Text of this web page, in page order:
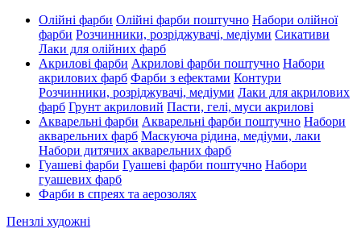
Олійні фарби Олійні фарби поштучно Набори олійної
фарби Розчинники, розріджувачі, медіуми Сикативи
Лаки для олійних фарб
Акрилові фарби Акрилові фарби поштучно Набори
акрилових фарб Фарби з ефектами Контури
Розчинники, розріджувачі, медіуми Лаки для акрилових
фарб Грунт акриловий Пасти, гелі, муси акрилові
Акварельні фарби Акварельні фарби поштучно Набори
акварельних фарб Маскуюча рідина, медіуми, лаки
Набори дитячих акварельних фарб
Гуашеві фарби Гуашеві фарби поштучно Набори
гуашевих фарб
Фарби в спреях та аерозолях
Пензлі художні